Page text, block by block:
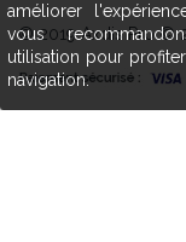
améliorer
vous
utilisation pour
navigation.
© 2019 Axdis Pro ©